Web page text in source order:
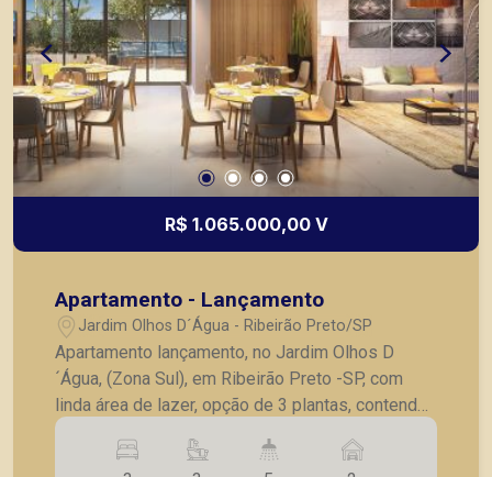
R$ 1.065.000,00 V
Apartamento - Lançamento
Jardim Olhos D´Água - Ribeirão Preto/SP
Apartamento lançamento, no Jardim Olhos D
´Água, (Zona Sul), em Ribeirão Preto -SP, com
linda área de lazer, opção de 3 plantas, contendo:
- 3 suítes; - Sala 2 ambientes; - Lavabo; -
Cozinha; - Lavanderia; - Varanda gourmet; - Laje